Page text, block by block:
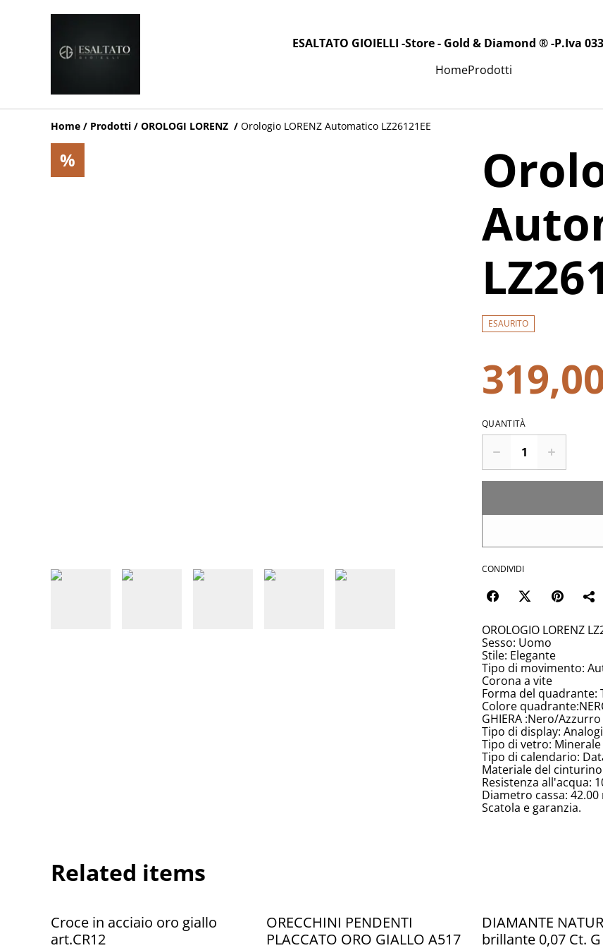
ESALTATO GIOIELLI -Store - Gold & Diamond ® -P.Iva
HomeProdotti
Home / Prodotti / OROLOGI LORENZ / Orologio LORENZ Automatico LZ26121EE
%
ESAURITO
QUANTITÀ
CONDIVIDI
OROLOGIO LORENZ
Sesso: Uomo
Stile: Elegante
Tipo di movimento:
Corona a vite
Forma del quadrante:
Colore
GHIERA :Nero/Azzurro
Tipo di display:
Tipo di vetro: Minerale
Tipo di calendario:
Materiale del
Resistenza all'acqua:
Diametro cassa: 42.00
Scatola e garanzia.
Related items
%
Croce in acciaio oro giallo
art.CR12
%
ORECCHINI PENDENTI
PLACCATO ORO GIALLO A517
DIAMANTE
brillante 0,07 Ct. G